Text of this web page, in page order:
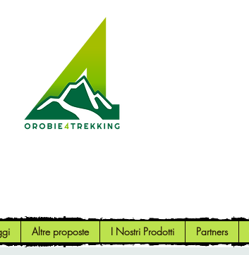
Altre proposte I Nostri Prodotti Partners